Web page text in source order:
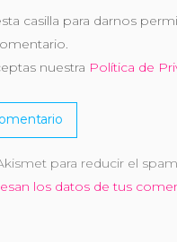
casilla para darnos
nuestra Política de
para reducir el spam.
los datos de tus